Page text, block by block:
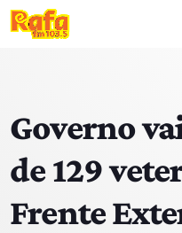
play_arrow
HOME
Governo
de 129
Frente